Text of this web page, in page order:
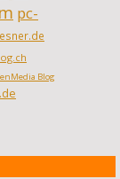
pc-
Blog